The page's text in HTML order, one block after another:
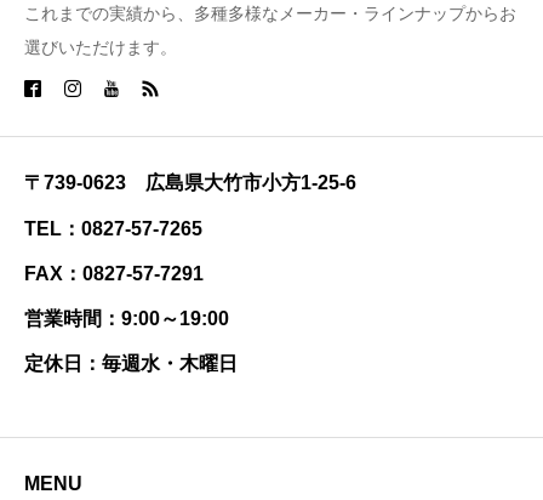
これまでの実績から、多種多様なメーカー・ラインナップからお
選びいただけます。
〒739-0623 広島県大竹市小方1-25-6
TEL：0827-57-7265
FAX：0827-57-7291
営業時間：9:00～19:00
定休日：毎週水・木曜日
MENU